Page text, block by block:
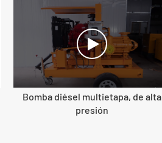
Bomba diésel multietapa, de alta
presión